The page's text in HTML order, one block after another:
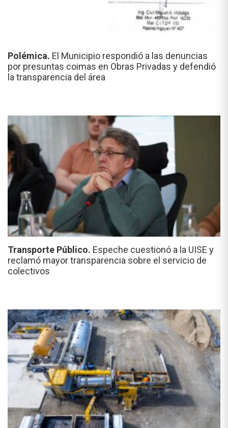
Polémica. El Municipio respondió a las denuncias
por presuntas coimas en Obras Privadas y defendió
la transparencia del área
Transporte Público. Espeche cuestionó a la UISE y
reclamó mayor transparencia sobre el servicio de
colectivos